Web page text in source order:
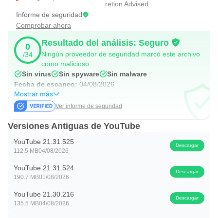
están disponibles. Los comentarios ayudan a participar en
la conversación, aunque la experiencia puede variar
según cada comunidad. Para usuarios que siguen muchos
canales, revisar esta pestaña suele ser más claro que
buscar manualmente cada nuevo video.
Biblioteca para retomar contenido
La Biblioteca agrupa el historial, los videos guardados y el
contenido marcado con “me gusta”. YouTube usa esta
empieza un tutorial largo, guarda una rutina de ejercicio o
quiere volver a una canción escuchada hace poco.
Esta organización reduce la pérdida de tiempo al buscar
videos ya vistos. También ayuda cuando el usuario alterna
entre entretenimiento y aprendizaje, porque puede separar
retion Advised
Informe de seguridad
Comprobar ahora
0
/34
Resultado del análisis: Seguro
Ningún proveedor de seguridad marcó este archivo
como malicioso
Sin virus
Sin spyware
Sin malware
Fecha de escaneo: 04/08/2026
Mostrar más
Ver informe de seguridad
Versiones Antiguas de YouTube
YouTube 21.31.525
112.5 MB04/08/2026
Descargar
YouTube 21.31.524
190.7 MB01/08/2026
Descargar
YouTube 21.30.216
135.5 MB04/08/2026
Descargar